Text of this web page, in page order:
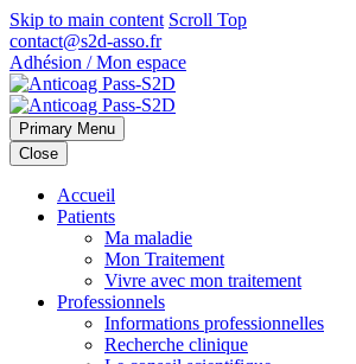
Skip to main content Scroll Top
contact@s2d-asso.fr
Adhésion / Mon espace
Primary Menu
Close
Accueil
Patients
Ma maladie
Mon Traitement
Vivre avec mon traitement
Professionnels
Informations professionnelles
Recherche clinique